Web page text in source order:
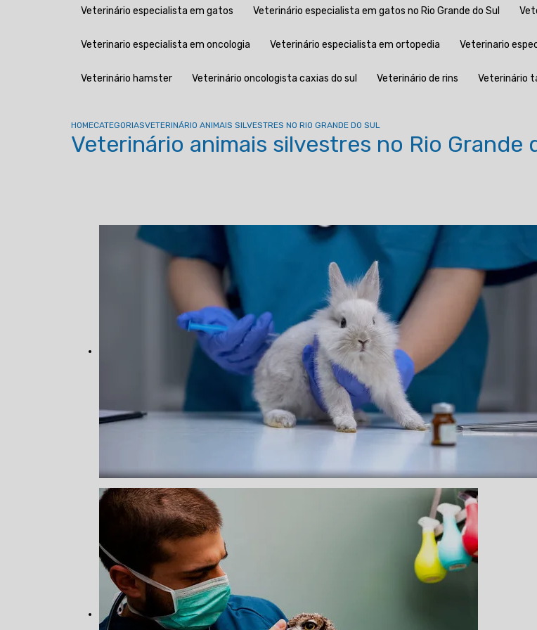
Veterinário especialista em gatos Veterinário especialista em gatos no Rio Grande do Sul
Veterinario especialista em oncologia Veterinário especialista em ortopedia Veterinario
Veterinário hamster Veterinário oncologista caxias do sul Veterinário de rins Veterinário
HOMECATEGORIASVETERINÁRIO ANIMAIS SILVESTRES NO RIO GRANDE DO SUL
Veterinário animais silvestres no Rio Grande